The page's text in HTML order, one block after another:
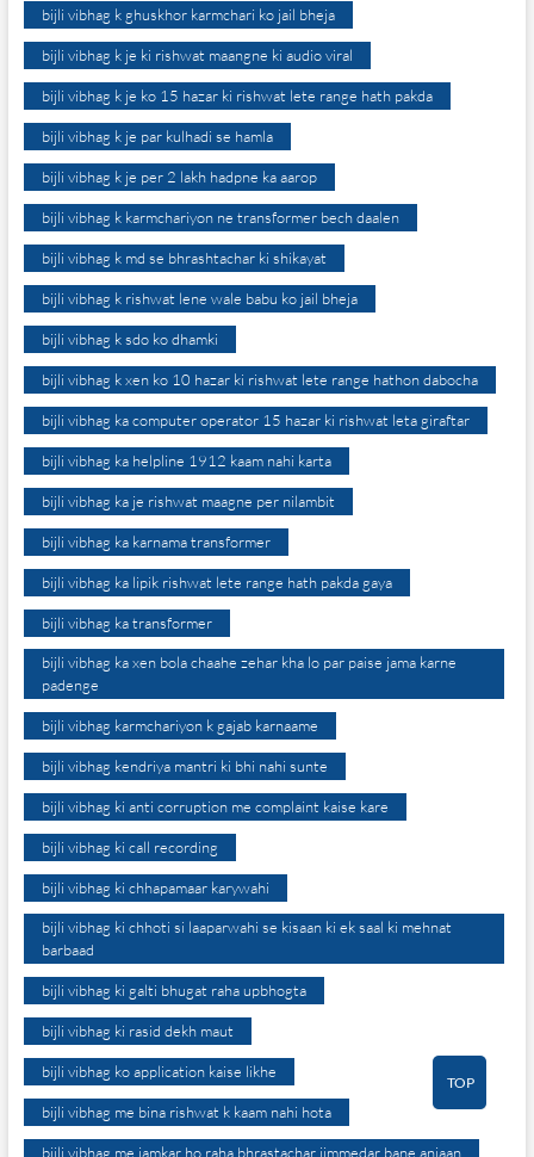
bijli vibhag k ghuskhor karmchari ko jail bheja
bijli vibhag k je ki rishwat maangne ki audio viral
bijli vibhag k je ko 15 hazar ki rishwat lete range hath pakda
bijli vibhag k je par kulhadi se hamla
bijli vibhag k je per 2 lakh hadpne ka aarop
bijli vibhag k karmchariyon ne transformer bech daalen
bijli vibhag k md se bhrashtachar ki shikayat
bijli vibhag k rishwat lene wale babu ko jail bheja
bijli vibhag k sdo ko dhamki
bijli vibhag k xen ko 10 hazar ki rishwat lete range hathon dabocha
bijli vibhag ka computer operator 15 hazar ki rishwat leta giraftar
bijli vibhag ka helpline 1912 kaam nahi karta
bijli vibhag ka je rishwat maagne per nilambit
bijli vibhag ka karnama transformer
bijli vibhag ka lipik rishwat lete range hath pakda gaya
bijli vibhag ka transformer
bijli vibhag ka xen bola chaahe zehar kha lo par paise jama karne
padenge
bijli vibhag karmchariyon k gajab karnaame
bijli vibhag kendriya mantri ki bhi nahi sunte
bijli vibhag ki anti corruption me complaint kaise kare
bijli vibhag ki call recording
bijli vibhag ki chhapamaar karywahi
bijli vibhag ki chhoti si laaparwahi se kisaan ki ek saal ki mehnat
barbaad
bijli vibhag ki galti bhugat raha upbhogta
bijli vibhag ki rasid dekh maut
bijli vibhag ko application kaise likhe
bijli vibhag me bina rishwat k kaam nahi hota
bijli vibhag me jamkar ho raha bhrastachar jimmedar bane anjaan
TOP